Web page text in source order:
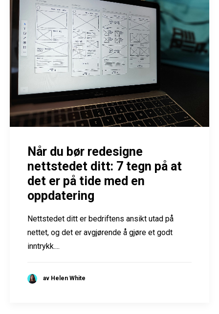
Når du bør redesigne
nettstedet ditt: 7 tegn på at
det er på tide med en
oppdatering
Nettstedet ditt er bedriftens ansikt utad på
nettet, og det er avgjørende å gjøre et godt
inntrykk....
av Helen White